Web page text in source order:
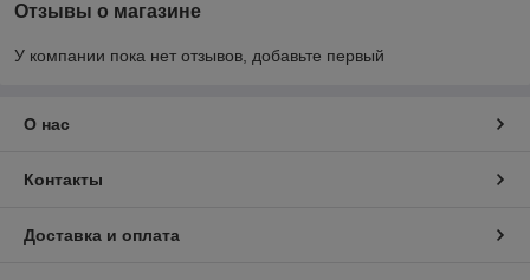
Отзывы о магазине
У компании пока нет отзывов, добавьте первый
О нас
Контакты
Доставка и оплата